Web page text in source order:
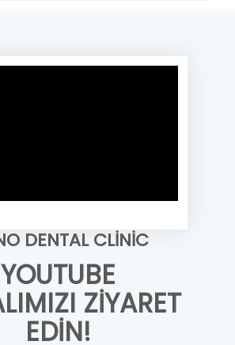
DENTAL CLINIC
YOUTUBE
ZIYARET
EDIN!